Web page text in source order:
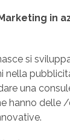
in
si
nella
una
hanno delle